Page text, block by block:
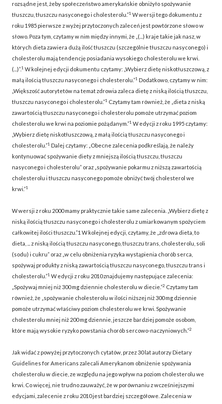
rozsądne jest, żeby społeczeństwo amerykańskie obniżyło spożywanie
tłuszczu, tłuszczu nasyconego i cholesterolu.”1 W wersji tego dokumentu z
roku 1985 pierwsze z wyżej przytoczonych zaleceń jest powtórzone słowo w
słowo. Poza tym, czytamy w nim między innymi, że „(...) kraje takie jak nasz, w
których dieta zawiera dużą ilość tłuszczu (szczególnie tłuszczu nasyconego) i
cholesterolu mają tendencję posiadania wysokiego cholesterolu we krwi.
(...)”.1 W kolejnej edycji dokumentu czytamy: „Wybierz dietę niskotłuszczową, z
małą ilością tłuszczu nasyconego i cholesterolu.”1 Dodatkowo, czytamy w nim:
„Większość autorytetów na temat zdrowia zaleca dietę z niską ilością tłuszczu,
tłuszczu nasyconego i cholesterolu.”1 Czytamy tam również, że „dieta z niską
zawartością tłuszczu nasyconego i cholesterolu pomoże utrzymać poziom
cholesterolu we krwi na poziomie pożądanym.”1 W edycji z roku 1995 czytamy:
„Wybierz dietę niskotłuszczową, z małą ilością tłuszczu nasyconego i
cholesterolu.”1 Dalej czytamy: „Obecne zalecenia podkreślają, że należy
kontynuować spożywanie diety z mniejszą ilością tłuszczu, tłuszczu
nasyconego i cholesterolu” oraz „spożywanie pokarmu z niższą zawartością
cholesterolu i tłuszczu nasyconego pomoże obniżyć twój cholesterol we
krwi.”1
W wersji z roku 2000 mamy praktycznie takie same zalecenia. „Wybierz dietę z
niską ilością tłuszczu nasyconego i cholesterolu z umiarkowanym spożyciem
całkowitej ilości tłuszczu.”1 W kolejnej edycji, czytamy, że „zdrowa dieta, to
dieta, ... z niską ilością tłuszczu nasyconego, tłuszczu trans, cholesterolu, soli
(sodu) i cukru” oraz „w celu obniżenia ryzyka wystąpienia chorób serca,
spożywaj produkty z niską zawartością tłuszczu nasyconego, tłuszczu trans i
cholesterolu.”1 W edycji z roku 2010 znajdujemy następujące zalecenia:
„Spożywaj mniej niż 300 mg dziennie cholesterolu w diecie.”2 Czytamy tam
również, że „spożywanie cholesterolu w ilości niższej niż 300 mg dziennie
pomoże utrzymać właściwy poziom cholesterolu we krwi. Spożywanie
cholesterolu mniej niż 200 mg dziennie, jeszcze bardziej pomoże osobom,
które mają wysokie ryzyko powstania chorób sercowo-naczyniowych.”2
Jak widać z powyżej przytoczonych cytatów, przez 30 lat autorzy Dietary
Guidelines for Americans zalecali Amerykanom obniżenie spożywania
cholesterolu w diecie, ze względu na jego wpływ na poziom cholesterolu we
krwi. Co więcej, nie trudno zauważyć, że w porównaniu z wcześniejszymi
edycjami, zalecenie z roku 2010 jest bardziej szczegółowe. Zalecenia w